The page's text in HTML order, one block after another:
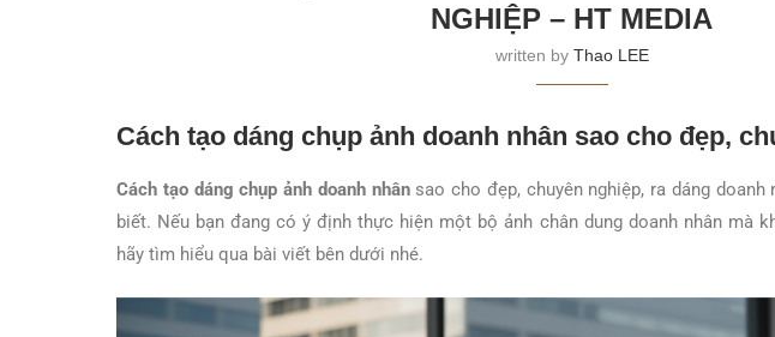
NGHIỆP – HT MEDIA
written by Thao LEE
Cách tạo dáng chụp ảnh doanh nhân sao cho đẹp,
Cách tạo dáng chụp ảnh doanh nhânsao cho đẹp, chuyên nghiệp, ra dáng
biết. Nếu bạn đang có ý định thực hiện một bộ ảnh chân dung doanh nhân mà
hãy tìm hiểu qua bài viết bên dưới nhé.